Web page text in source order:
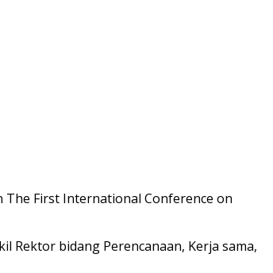
The First International Conference on
Rektor bidang Perencanaan, Kerja sama,